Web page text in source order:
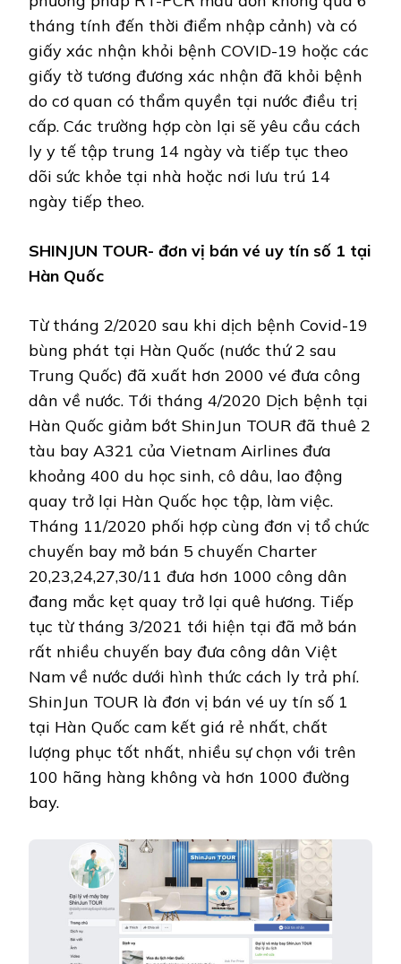
tháng tính đến thời điểm nhập cảnh) và có
giấy xác nhận khỏi bệnh COVID-19 hoặc các
giấy tờ tương đương xác nhận đã khỏi bệnh
do cơ quan có thẩm quyền tại nước điều trị
cấp. Các trường hợp còn lại sẽ yêu cầu cách
ly y tế tập trung 14 ngày và tiếp tục theo
dõi sức khỏe tại nhà hoặc nơi lưu trú 14
ngày tiếp theo.
SHINJUN TOUR- đơn vị bán vé uy tín số 1 tại
Hàn Quốc
Từ tháng 2/2020 sau khi dịch bệnh Covid-19
bùng phát tại Hàn Quốc (nước thứ 2 sau
Trung Quốc) đã xuất hơn 2000 vé đưa công
dân về nước. Tới tháng 4/2020 Dịch bệnh tại
Hàn Quốc giảm bớt ShinJun TOUR đã thuê 2
tàu bay A321 của Vietnam Airlines đưa
khoảng 400 du học sinh, cô dâu, lao động
quay trở lại Hàn Quốc học tập, làm việc.
Tháng 11/2020 phối hợp cùng đơn vị tổ chức
chuyến bay mở bán 5 chuyến Charter
20,23,24,27,30/11 đưa hơn 1000 công dân
đang mắc kẹt quay trở lại quê hương. Tiếp
tục từ tháng 3/2021 tới hiện tại đã mở bán
rất nhiều chuyến bay đưa công dân Việt
Nam về nước dưới hình thức cách ly trả phí.
ShinJun TOUR là đơn vị bán vé uy tín số 1
tại Hàn Quốc cam kết giá rẻ nhất, chất
lượng phục tốt nhất, nhiều sự chọn với trên
100 hãng hàng không và hơn 1000 đường
bay.